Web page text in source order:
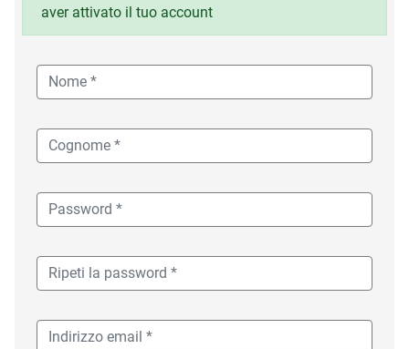
aver attivato il tuo account